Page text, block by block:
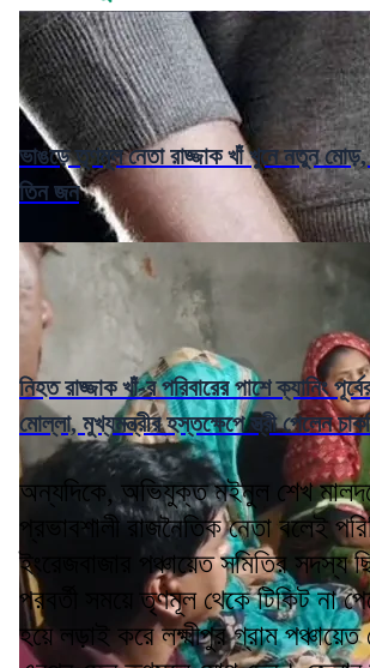
ভাঙড়ে তৃণমূল নেতা রাজ্জাক খাঁ খুনে নতুন
তিন জন
নিহত রাজ্জাক খাঁ-র পরিবারের পাশে ক্যানিং
মোল্লা, মুখ্যমন্ত্রীর হস্তক্ষেপে স্ত্রী পেলেন
অন্যদিকে, অভিযুক্ত মইনুল শেখ
প্রভাবশালী রাজনৈতিক নেতা বলেই
ইংরেজবাজার পঞ্চায়েত সমিতির সদস্য
পরবর্তী সময়ে তৃণমূল থেকে টিকিট না
হয়ে লড়াই করে লক্ষ্মীপুর গ্রাম